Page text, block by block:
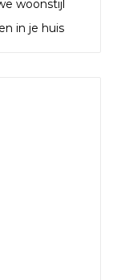
woonstijl
in je huis